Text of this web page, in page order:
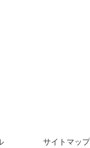
サイトマップ